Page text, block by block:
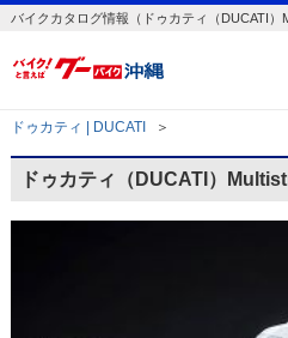
バイクカタログ情報（ドゥカティ（DUCATI）
ドゥカティ | DUCATI ＞
ドゥカティ（DUCATI）